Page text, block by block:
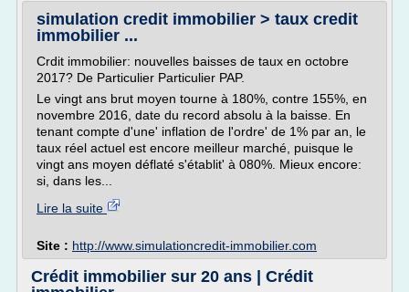
simulation credit immobilier > taux credit
immobilier ...
Crdit immobilier: nouvelles baisses de taux en octobre
2017? De Particulier Particulier PAP.
Le vingt ans brut moyen tourne à 180%, contre 155%, en
novembre 2016, date du record absolu à la baisse. En
tenant compte d'une' inflation de l'ordre' de 1% par an, le
taux réel actuel est encore meilleur marché, puisque le
vingt ans moyen déflaté s'établit' à 080%. Mieux encore:
si, dans les...
Lire la suite
Site : http://www.simulationcredit-immobilier.com
Crédit immobilier sur 20 ans | Crédit